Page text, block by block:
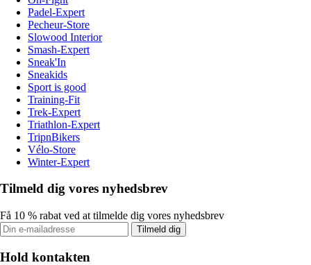
Padel-Expert
Pecheur-Store
Slowood Interior
Smash-Expert
Sneak'In
Sneakids
Sport is good
Training-Fit
Trek-Expert
Triathlon-Expert
TripnBikers
Vélo-Store
Winter-Expert
Tilmeld dig vores nyhedsbrev
Få 10 % rabat ved at tilmelde dig vores nyhedsbrev
Tilmeld dig
Hold kontakten